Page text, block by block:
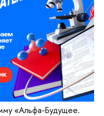
«Альфа-Будущее.